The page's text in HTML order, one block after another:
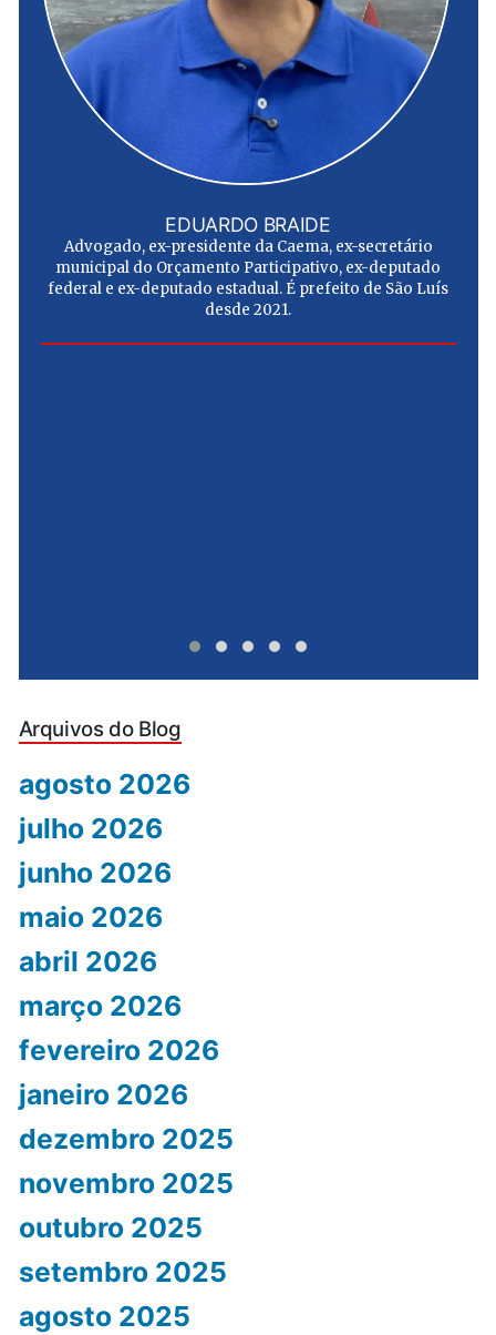
EDUARDO BRAIDE
Advogado, ex-presidente da Caema, ex-secretário
municipal do Orçamento Participativo, ex-deputado
federal e ex-deputado estadual. É prefeito de São Luís
desde 2021.
Arquivos do Blog
agosto 2026
julho 2026
junho 2026
maio 2026
abril 2026
março 2026
fevereiro 2026
janeiro 2026
dezembro 2025
novembro 2025
outubro 2025
setembro 2025
agosto 2025